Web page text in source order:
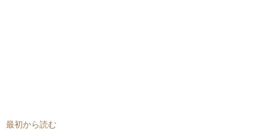
最初から読む